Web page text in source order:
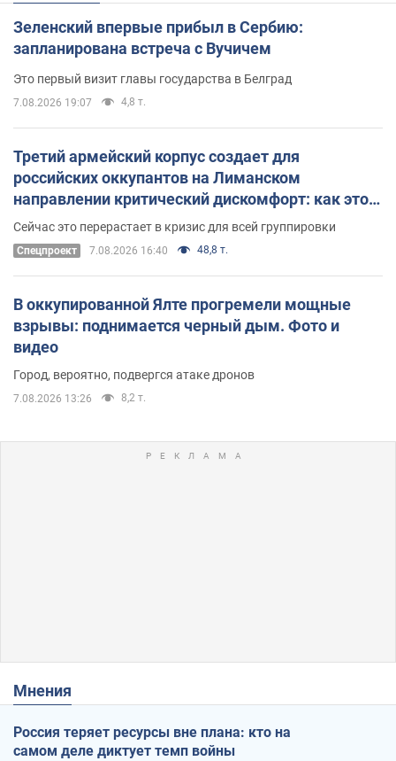
Зеленский впервые прибыл в Сербию:
запланирована встреча с Вучичем
Это первый визит главы государства в Белград
7.08.2026 19:07 4,8 т.
Третий армейский корпус создает для
российских оккупантов на Лиманском
направлении критический дискомфорт: как это
удалось
Сейчас это перерастает в кризис для всей группировки
Спецпроект 7.08.2026 16:40 48,8 т.
В оккупированной Ялте прогремели мощные
взрывы: поднимается черный дым. Фото и
видео
Город, вероятно, подвергся атаке дронов
7.08.2026 13:26 8,2 т.
Мнения
Россия теряет ресурсы вне плана: кто на
самом деле диктует темп войны